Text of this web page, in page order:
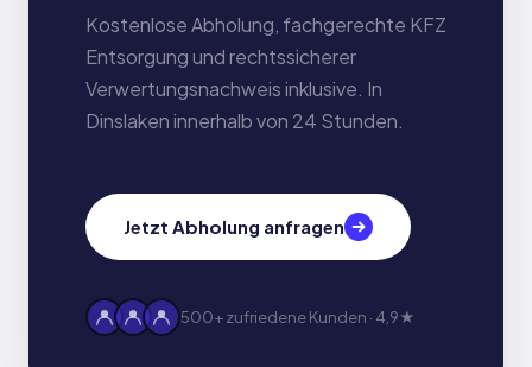
Kostenlose Abholung, fachgerechte KFZ
Entsorgung und rechtssicherer
Verwertungsnachweis inklusive. In
Dinslaken innerhalb von 24 Stunden.
Jetzt Abholung anfragen
500+ zufriedene Kunden · 4,9★